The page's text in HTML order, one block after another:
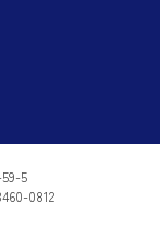
5
0812